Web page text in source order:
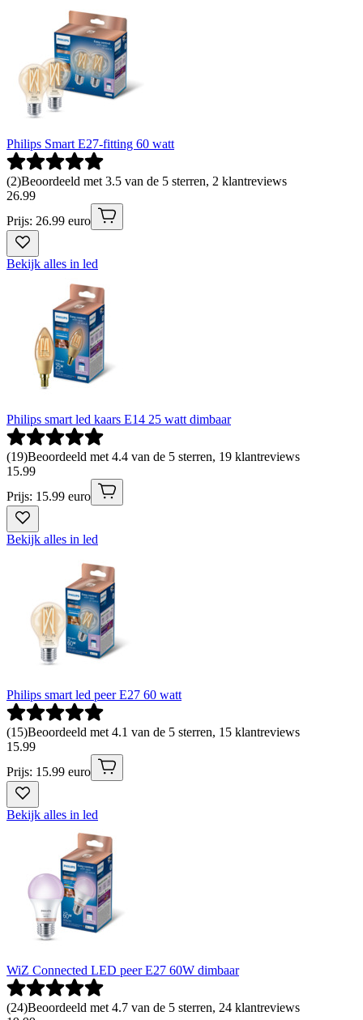
Philips Smart E27-fitting 60 watt
(2)Beoordeeld met 3.5 van de 5 sterren, 2 klantreviews
26.99
Prijs: 26.99 euro
Bekijk alles in led
Philips smart led kaars E14 25 watt dimbaar
(19)Beoordeeld met 4.4 van de 5 sterren, 19 klantreviews
15.99
Prijs: 15.99 euro
Bekijk alles in led
Philips smart led peer E27 60 watt
(15)Beoordeeld met 4.1 van de 5 sterren, 15 klantreviews
15.99
Prijs: 15.99 euro
Bekijk alles in led
WiZ Connected LED peer E27 60W dimbaar
(24)Beoordeeld met 4.7 van de 5 sterren, 24 klantreviews